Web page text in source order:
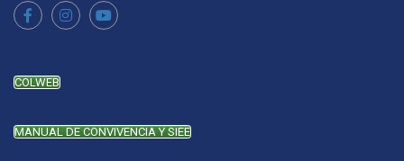
COLWEB
MANUAL DE CONVIVENCIA Y SIEE